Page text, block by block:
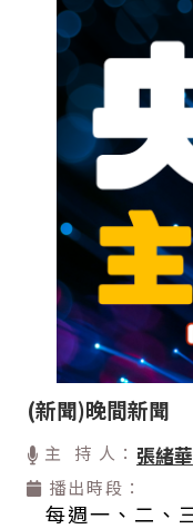
(新聞)晚間新聞
主 持 人： 張緒華
播出時段：
每週一、二、